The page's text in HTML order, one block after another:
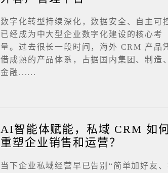
数字化转型持续深化，数据安全、自主可
已经成为中大型企业数字化建设的核心考
量。过去很长一段时间，海外 CRM 产品
借成熟的产品体系，占据国内集团、制造、
金融......
AI智能体赋能，私域 CRM 如
重塑企业销售和运营？
当下企业私域经营早已告别“简单加好友